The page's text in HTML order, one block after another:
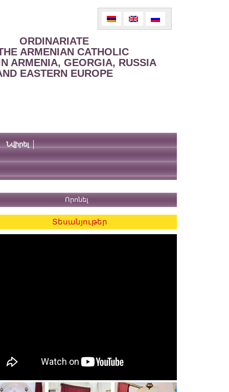
ORDINARIATE
ARMENIAN CATHOLIC
ARMENIA, GEORGIA, RUSSIA
EASTERN EUROPE
Նվիրել
Տեսանյութեր